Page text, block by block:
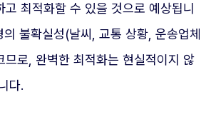
고 최적화할 수 있을 것으로 예상됩니
불확실성(날씨, 교통 상황, 운송업체
므로, 완벽한 최적화는 현실적이지 않
다.